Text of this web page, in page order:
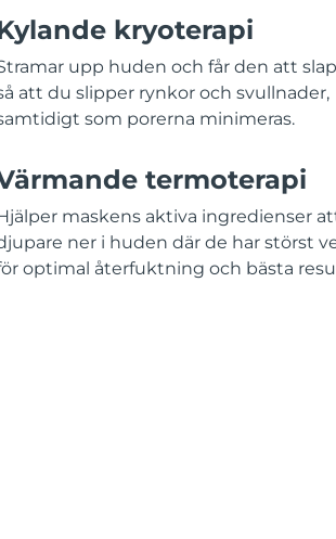
kryoterapi
upp huden och får den att
att du slipper rynkor och svullnader,
som porerna minimeras.
termoterapi
maskens aktiva ingredienser
ner i huden där de har störst
optimal återfuktning och bästa